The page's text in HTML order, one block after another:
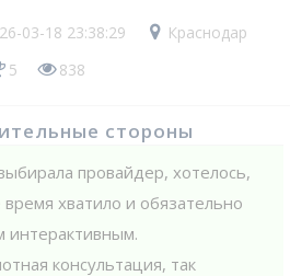
03-18 23:38:29
Краснодар
5
838
стороны
провайдер, хотелось,
хватило и обязательно
интерактивным.
консультация, так